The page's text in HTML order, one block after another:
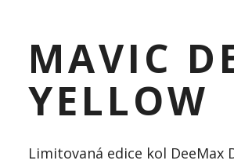
MAVIC
YELLOW
Limitovaná edice kol DeeMax